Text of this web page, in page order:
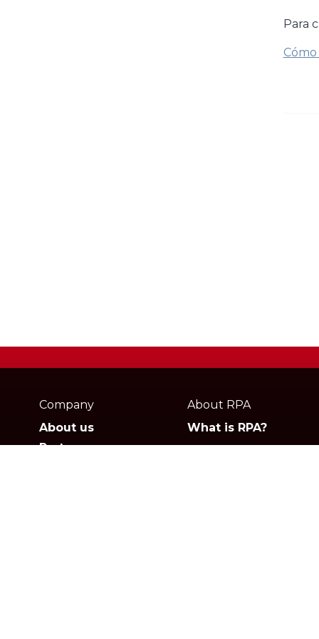
Para
Company
About us
Partners
About RPA
What is RPA?